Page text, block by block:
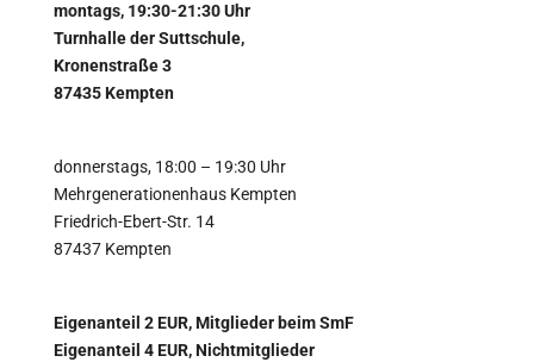
montags, 19:30-21:30 Uhr
Turnhalle der Suttschule,
Kronenstraße 3
87435 Kempten
donnerstags, 18:00 – 19:30 Uhr
Mehrgenerationenhaus Kempten
Friedrich-Ebert-Str. 14
87437 Kempten
Eigenanteil 2 EUR, Mitglieder beim SmF
Eigenanteil 4 EUR, Nichtmitglieder